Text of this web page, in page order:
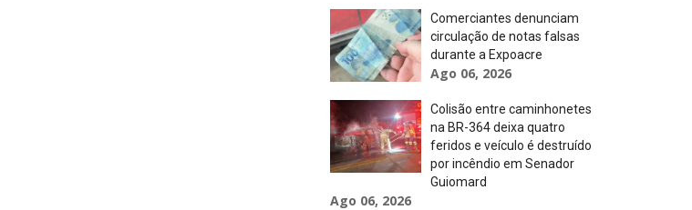
Comerciantes denunciam
circulação de notas falsas
durante a Expoacre
Ago 06, 2026
Colisão entre caminhonetes
na BR-364 deixa quatro
feridos e veículo é destruído
por incêndio em Senador
Guiomard
Ago 06, 2026